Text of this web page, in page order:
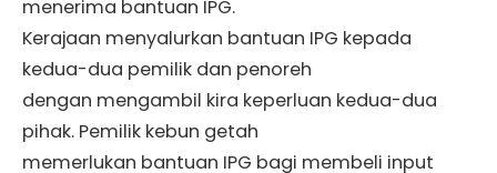
menerima bantuan IPG.
Kerajaan menyalurkan bantuan IPG kepada
kedua-dua pemilik dan penoreh
dengan mengambil kira keperluan kedua-dua
pihak. Pemilik kebun getah
memerlukan bantuan IPG bagi membeli input